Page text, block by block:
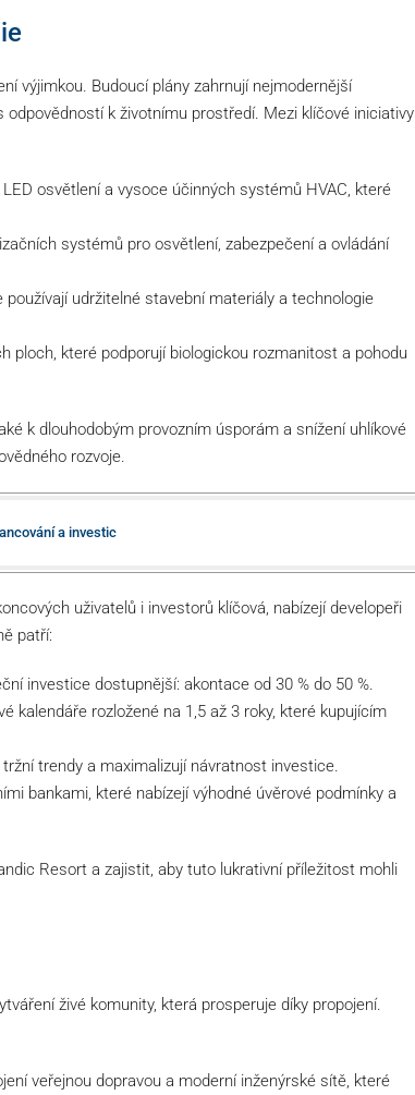
výjimkou. Budoucí plány zahrnují nejmodernější
k životnímu prostředí. Mezi klíčové iniciativy
osvětlení a vysoce účinných systémů HVAC, které
systémů pro osvětlení, zabezpečení a ovládání
používají udržitelné stavební materiály a technologie
ploch, které podporují biologickou rozmanitost a pohodu
k dlouhodobým provozním úsporám a snížení uhlíkové
rozvoje.
a investic
uživatelů i investorů klíčová, nabízejí developeři
patří:
investice dostupnější: akontace od 30 % do 50 %.
kalendáře rozložené na 1,5 až 3 roky, které kupujícím
trendy a maximalizují návratnost investice.
bankami, které nabízejí výhodné úvěrové podmínky a
Resort a zajistit, aby tuto lukrativní příležitost mohli
živé komunity, která prosperuje díky propojení.
veřejnou dopravou a moderní inženýrské sítě, které